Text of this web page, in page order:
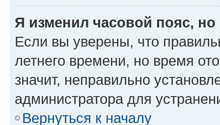
Я изменил часовой пояс,
Если вы уверены, что
летнего времени, но время
значит, неправильно
администратора для
Вернуться к началу